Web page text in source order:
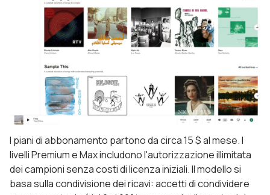
I piani di abbonamento partono da circa 15 $ al mese. I
livelli Premium e Max includono l'autorizzazione illimitata
dei campioni senza costi di licenza iniziali. Il modello si
basa sulla condivisione dei ricavi: accetti di condividere